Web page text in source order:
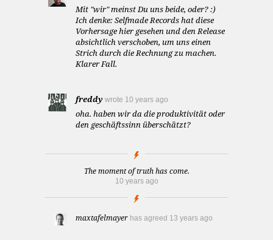
Mit "wir" meinst Du uns beide, oder? :)
Ich denke: Selfmade Records hat diese
Vorhersage hier gesehen und den Release
absichtlich verschoben, um uns einen
Strich durch die Rechnung zu machen.
Klarer Fall.
freddy wrote 10 years ago
oha. haben wir da die produktivität oder
den geschäftssinn überschätzt?
The moment of truth has come.
10 years ago
maxtafelmayer has agreed 13 years ago